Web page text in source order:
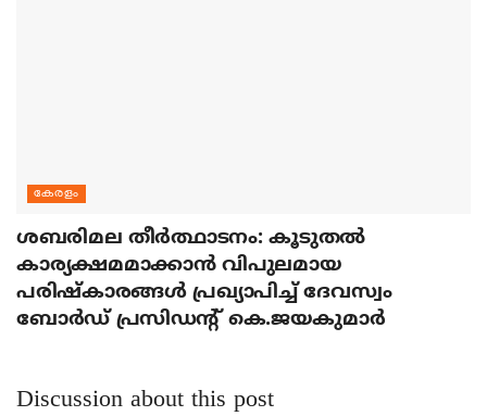
കേരളം
ശബരിമല തീര്‍ത്ഥാടനം: കൂടുതല്‍
കാര്യക്ഷമമാക്കാന്‍ വിപുലമായ
പരിഷ്‌കാരങ്ങള്‍ പ്രഖ്യാപിച്ച് ദേവസ്വം
ബോര്‍ഡ് പ്രസിഡന്റ് കെ.ജയകുമാര്‍
Discussion about this post